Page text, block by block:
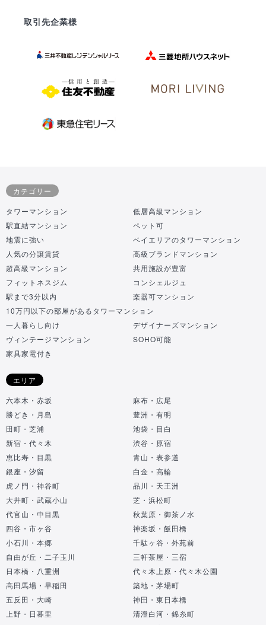
取引先企業様
カテゴリー
タワーマンション
低層高級マンション
駅直結マンション
ペット可
地震に強い
ベイエリアのタワーマンション
人気の分譲賃貸
高級ブランドマンション
超高級マンション
共用施設が豊富
フィットネスジム
コンシェルジュ
駅まで3分以内
楽器可マンション
10万円以下の部屋があるタワーマンション
一人暮らし向け
デザイナーズマンション
ヴィンテージマンション
SOHO可能
家具家電付き
エリア
六本木・赤坂
麻布・広尾
勝どき・月島
豊洲・有明
田町・芝浦
池袋・目白
新宿・代々木
渋谷・原宿
恵比寿・目黒
青山・表参道
銀座・汐留
白金・高輪
虎ノ門・神谷町
品川・天王洲
大井町・武蔵小山
芝・浜松町
代官山・中目黒
秋葉原・御茶ノ水
四谷・市ヶ谷
神楽坂・飯田橋
小石川・本郷
千駄ヶ谷・外苑前
自由が丘・二子玉川
三軒茶屋・三宿
日本橋・八重洲
代々木上原・代々木公園
高田馬場・早稲田
築地・茅場町
五反田・大崎
神田・東日本橋
上野・日暮里
清澄白河・錦糸町